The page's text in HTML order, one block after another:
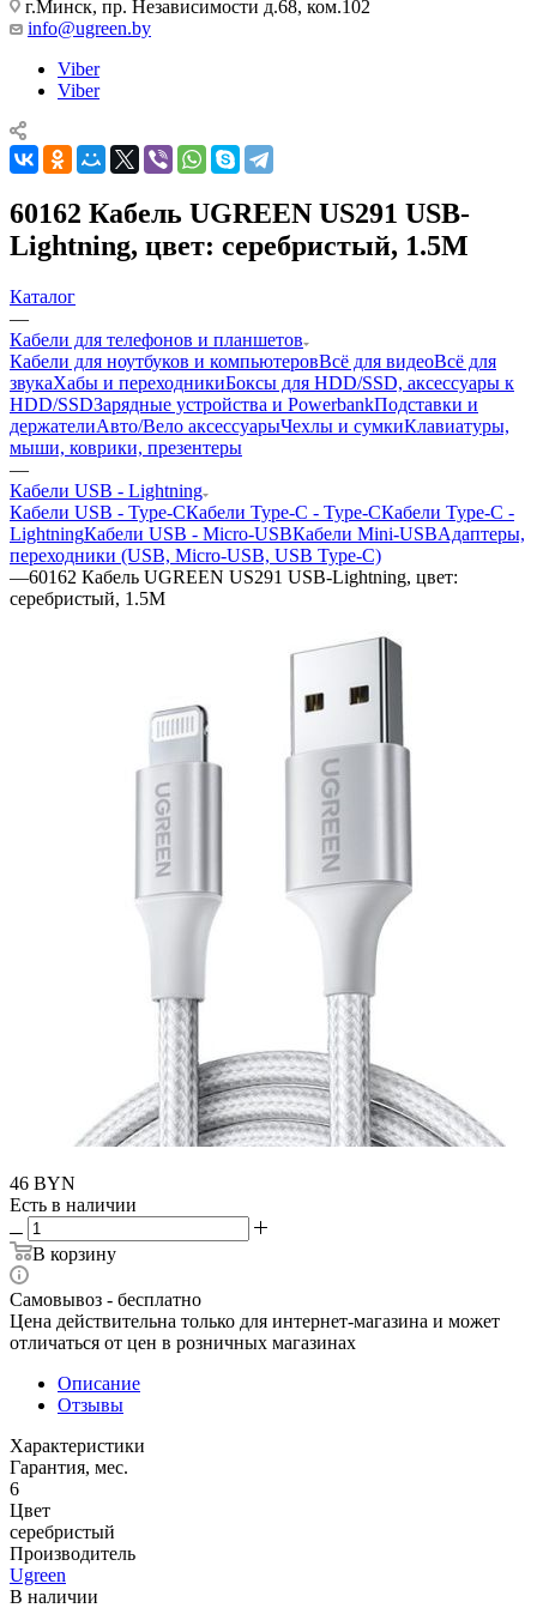
г.Минск, пр. Независимости д.68, ком.102
info@ugreen.by
Viber
Viber
60162 Кабель UGREEN US291 USB-
Lightning, цвет: серебристый, 1.5M
Каталог
—
Кабели для телефонов и планшетов
Кабели для ноутбуков и компьютеровВсё для видеоВсё для
звукаХабы и переходникиБоксы для HDD/SSD, аксессуары к
HDD/SSDЗарядные устройства и PowerbankПодставки и
держателиАвто/Вело аксессуарыЧехлы и сумкиКлавиатуры,
мыши, коврики, презентеры
—
Кабели USB - Lightning
Кабели USB - Type-CКабели Type-C - Type-CКабели Type-C -
LightningКабели USB - Micro-USBКабели Mini-USBАдаптеры,
переходники (USB, Micro-USB, USB Type-C)
—60162 Кабель UGREEN US291 USB-Lightning, цвет:
серебристый, 1.5M
46 BYN
Есть в наличии
В корзину
Самовывоз - бесплатно
Цена действительна только для интернет-магазина и может
отличаться от цен в розничных магазинах
Описание
Отзывы
Характеристики
Гарантия, мес.
6
Цвет
серебристый
Производитель
Ugreen
В наличии